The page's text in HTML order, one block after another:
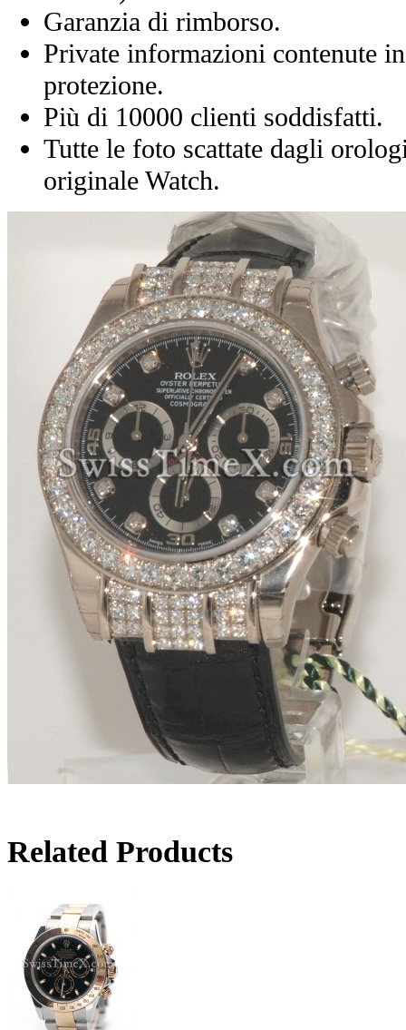
Garanzia di rimborso.
Private informazioni contenute
protezione.
Più di 10000 clienti soddisfatti.
Tutte le foto scattate dagli
originale Watch.
Related Products